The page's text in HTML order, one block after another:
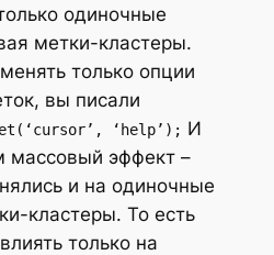
одиночные
метки-кластеры.
только опции
вы писали
‘help’); И
массовый эффект –
и на одиночные
кластеры. То есть
только на